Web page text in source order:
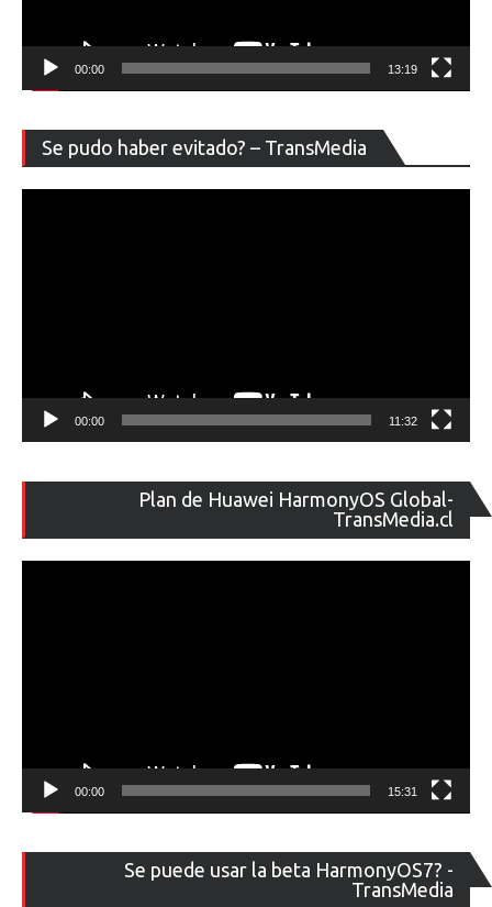
00:00 13:19
Se pudo haber evitado? – TransMedia
de
00:00 11:32
Plan de Huawei HarmonyOS Global-
TransMedia.cl
de
00:00 15:31
Se puede usar la beta HarmonyOS7? -
TransMedia
de